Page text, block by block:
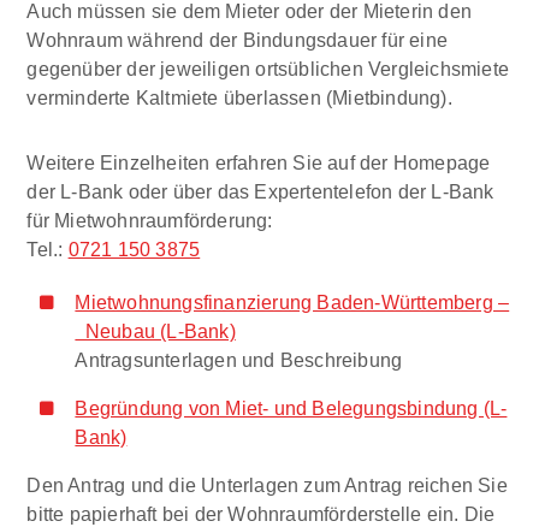
Auch müssen sie dem Mieter oder der Mieterin den
Wohnraum während der Bindungsdauer für eine
gegenüber der jeweiligen ortsüblichen Vergleichsmiete
verminderte Kaltmiete überlassen (Mietbindung).
Weitere Einzelheiten erfahren Sie auf der Homepage
der L-Bank oder über das Expertentelefon der L-Bank
für Mietwohnraumförderung:
Tel.: 0721 150 3875
Mietwohnungsfinanzierung Baden-Württemberg –
Neubau (L-Bank)
Antragsunterlagen und Beschreibung
Begründung von Miet- und Belegungsbindung (L-
Bank)
Den Antrag und die Unterlagen zum Antrag reichen Sie
bitte papierhaft bei der Wohnraumförderstelle ein. Die